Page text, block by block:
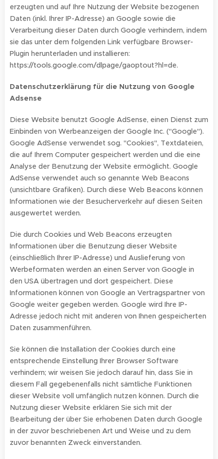
erzeugten und auf Ihre Nutzung der Website bezogenen
Daten (inkl. Ihrer IP-Adresse) an Google sowie die
Verarbeitung dieser Daten durch Google verhindern, indem
sie das unter dem folgenden Link verfügbare Browser-
Plugin herunterladen und installieren:
https://tools.google.com/dlpage/gaoptout?hl=de.
Datenschutzerklärung für die Nutzung von Google
Adsense
Diese Website benutzt Google AdSense, einen Dienst zum
Einbinden von Werbeanzeigen der Google Inc. ("Google").
Google AdSense verwendet sog. "Cookies", Textdateien,
die auf Ihrem Computer gespeichert werden und die eine
Analyse der Benutzung der Website ermöglicht. Google
AdSense verwendet auch so genannte Web Beacons
(unsichtbare Grafiken). Durch diese Web Beacons können
Informationen wie der Besucherverkehr auf diesen Seiten
ausgewertet werden.
Die durch Cookies und Web Beacons erzeugten
Informationen über die Benutzung dieser Website
(einschließlich Ihrer IP-Adresse) und Auslieferung von
Werbeformaten werden an einen Server von Google in
den USA übertragen und dort gespeichert. Diese
Informationen können von Google an Vertragspartner von
Google weiter gegeben werden. Google wird Ihre IP-
Adresse jedoch nicht mit anderen von Ihnen gespeicherten
Daten zusammenführen.
Sie können die Installation der Cookies durch eine
entsprechende Einstellung Ihrer Browser Software
verhindern; wir weisen Sie jedoch darauf hin, dass Sie in
diesem Fall gegebenenfalls nicht sämtliche Funktionen
dieser Website voll umfänglich nutzen können. Durch die
Nutzung dieser Website erklären Sie sich mit der
Bearbeitung der über Sie erhobenen Daten durch Google
in der zuvor beschriebenen Art und Weise und zu dem
zuvor benannten Zweck einverstanden.